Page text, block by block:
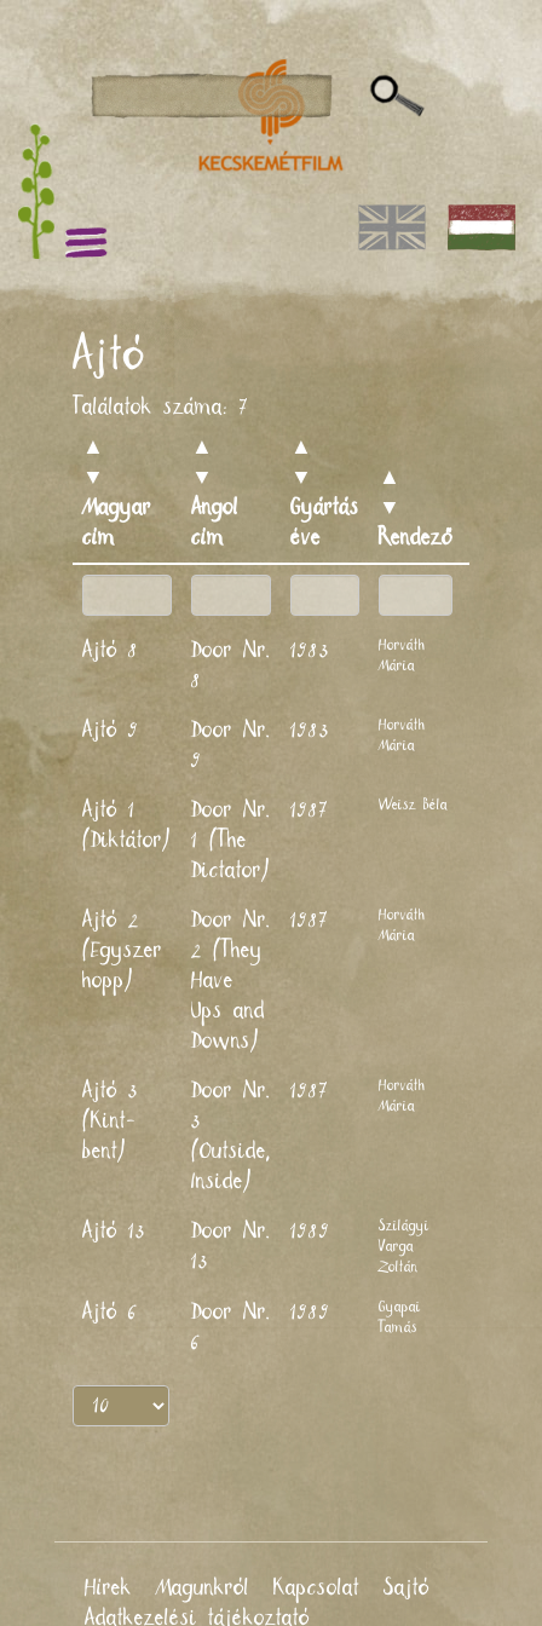
Ajtó
Találatok száma: 7
▲
▼
Magyar
cím
▲
▼
Angol
cím
▲
▼
Gyártás
éve
▲
▼
Rendező
Ajtó 8
Door Nr.
8
1983
Horváth
Mária
Ajtó 9
Door Nr.
9
1983
Horváth
Mária
Ajtó 1
(Diktátor)
Door Nr.
1 (The
Dictator)
1987 Weisz Béla
Ajtó 2
(Egyszer
hopp)
Door Nr.
2 (They
Have
Ups and
Downs)
1987
Horváth
Mária
Ajtó 3
(Kint-
bent)
Door Nr.
3
(Outside,
Inside)
1987
Horváth
Mária
Ajtó 13
Door Nr.
13
1989
Szilágyi
Varga
Zoltán
Ajtó 6
Door Nr.
6
1989
Gyapai
Tamás
Hírek Magunkról Kapcsolat
Sajtó
Adatkezelési tájékoztató